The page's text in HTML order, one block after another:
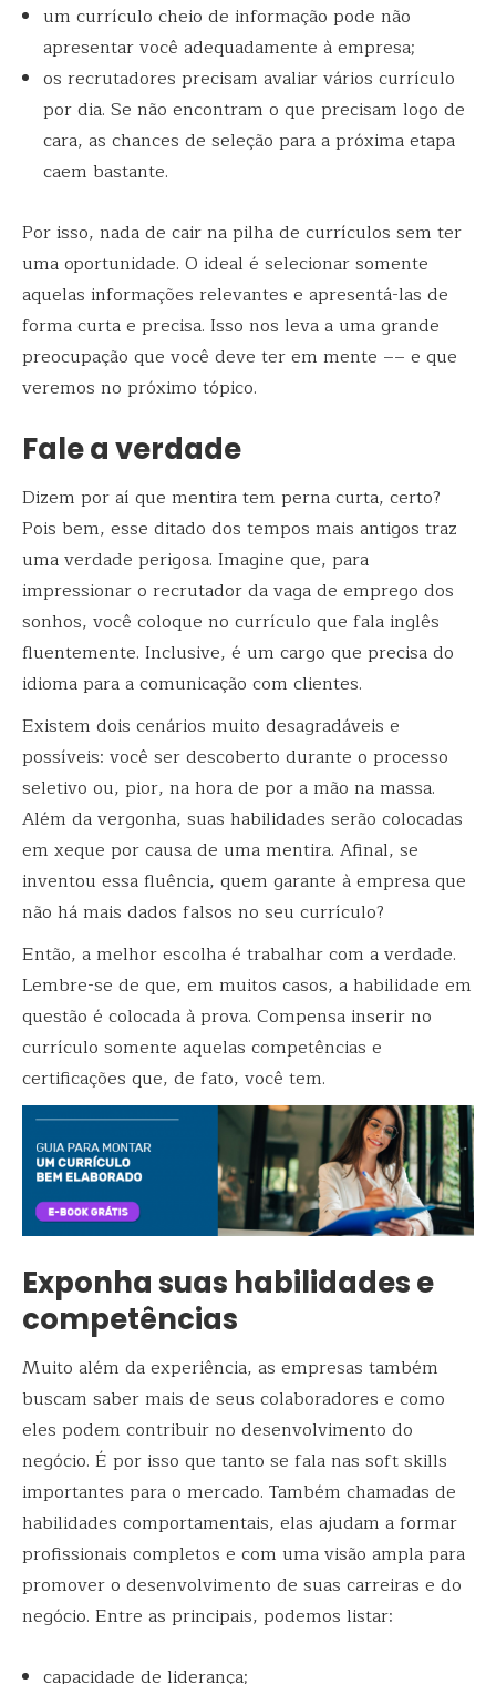
um currículo cheio de informação pode não
apresentar você adequadamente à empresa;
os recrutadores precisam avaliar vários currículo
por dia. Se não encontram o que precisam logo de
cara, as chances de seleção para a próxima etapa
caem bastante.
Por isso, nada de cair na pilha de currículos sem ter
uma oportunidade. O ideal é selecionar somente
aquelas informações relevantes e apresentá-las de
forma curta e precisa. Isso nos leva a uma grande
preocupação que você deve ter em mente –– e que
veremos no próximo tópico.
Fale a verdade
Dizem por aí que mentira tem perna curta, certo?
Pois bem, esse ditado dos tempos mais antigos traz
uma verdade perigosa. Imagine que, para
impressionar o recrutador da vaga de emprego dos
sonhos, você coloque no currículo que fala inglês
fluentemente. Inclusive, é um cargo que precisa do
idioma para a comunicação com clientes.
Existem dois cenários muito desagradáveis e
possíveis: você ser descoberto durante o processo
seletivo ou, pior, na hora de por a mão na massa.
Além da vergonha, suas habilidades serão colocadas
em xeque por causa de uma mentira. Afinal, se
inventou essa fluência, quem garante à empresa que
não há mais dados falsos no seu currículo?
Então, a melhor escolha é trabalhar com a verdade.
Lembre-se de que, em muitos casos, a habilidade em
questão é colocada à prova. Compensa inserir no
currículo somente aquelas competências e
certificações que, de fato, você tem.
Exponha suas habilidades e
competências
Muito além da experiência, as empresas também
buscam saber mais de seus colaboradores e como
eles podem contribuir no desenvolvimento do
negócio. É por isso que tanto se fala nas soft skills
importantes para o mercado. Também chamadas de
habilidades comportamentais, elas ajudam a formar
profissionais completos e com uma visão ampla para
promover o desenvolvimento de suas carreiras e do
negócio. Entre as principais, podemos listar:
capacidade de liderança;